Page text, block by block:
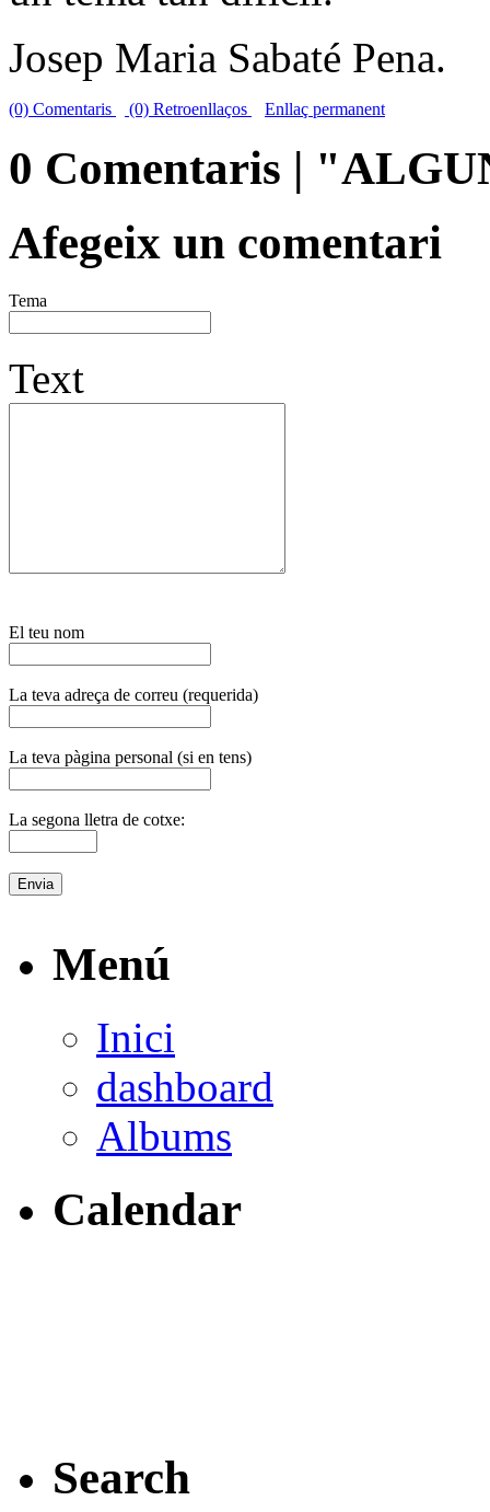
Josep Maria Sabaté Pena.
(0) Comentaris (0) Retroenllaços Enllaç permanent
0 Comentaris |
Afegeix un comentari
Tema
Text
El teu nom
La teva adreça de correu (requerida)
La teva pàgina personal (si en tens)
La segona lletra de cotxe:
Menú
Inici
dashboard
Albums
Calendar
Search